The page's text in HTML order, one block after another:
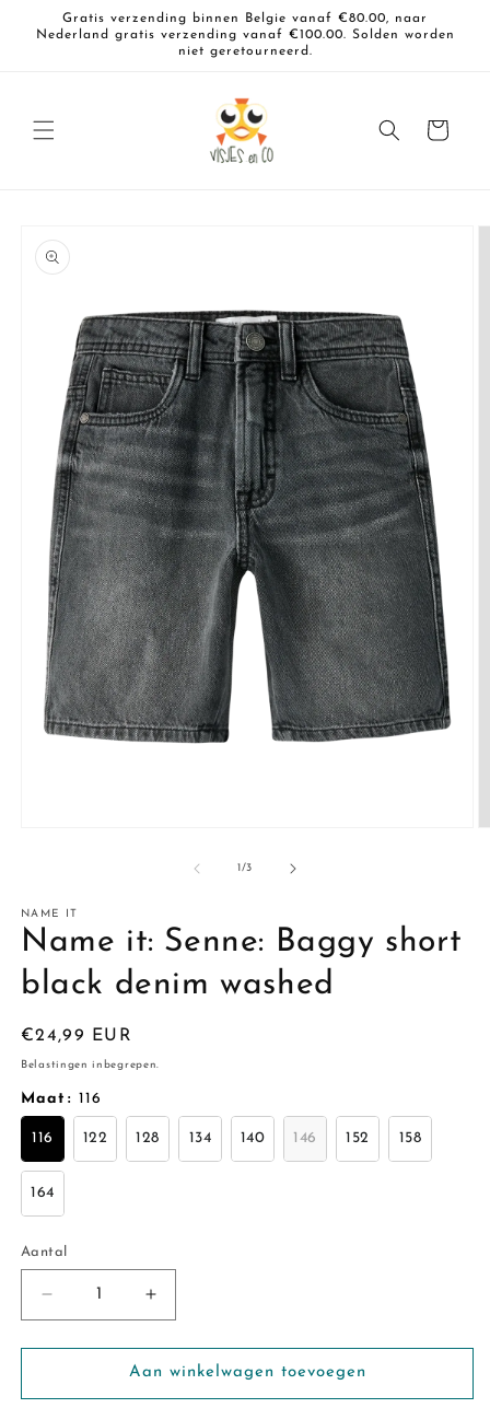
naar de
content
Gratis verzending binnen Belgie vanaf €80.00, naar
Nederland gratis verzending vanaf €100.00. Solden worden
niet geretourneerd.
Winkelwagen
1/van
3
NAME IT
Name it: Senne: Baggy short
black denim washed
Normale
prijs
€24,99 EUR
Belastingen inbegrepen.
Maat : 116
116 122 128 134 140 146 152 158
164
Aantal
Aantal
Aantal
verlagen
voor
it:
Aantal
verhogen
voor
Name
it:
Aan winkelwagen toevoegen